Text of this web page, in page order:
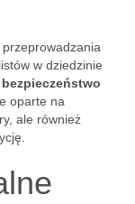
w dziedzinie
bezpieczeństwo
oparte na
ale również